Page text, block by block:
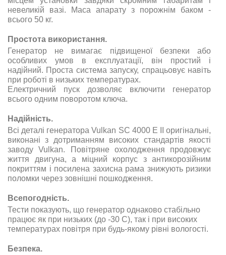
невеликій вазі. Маса апарату з порожнім баком -
всього 50 кг.
Простота використання.
Генератор не вимагає підвищеної безпеки або
особливих умов в експлуатації, він простий і
надійний. Проста система запуску, спрацьовує навіть
при роботі в низьких температурах.
Електричний пуск дозволяє включити генератор
всього одним поворотом ключа.
Надійність.
Всі деталі генератора Vulkan SC 4000 E II оригінальні,
виконані з дотриманням високих стандартів якості
заводу Vulkan. Повітряне охолодження продовжує
життя двигуна, а міцний корпус з антикорозійним
покриттям і посилена захисна рама знижують ризики
поломки через зовнішні пошкодження.
Всепогодність.
Тести показують, що генератор однаково стабільно
працює як при низьких (до -30 С), так і при високих
температурах повітря при будь-якому рівні вологості.
Безпека.